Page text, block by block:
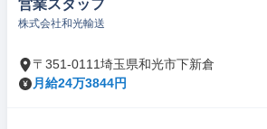
営業スタッフ
株式会社和光輸送
〒351-0111埼玉県和光市下新倉
月給24万3844円